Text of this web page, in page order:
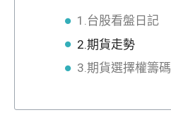
1.台股看盤日記
2.期貨走勢
3.期貨選擇權籌碼